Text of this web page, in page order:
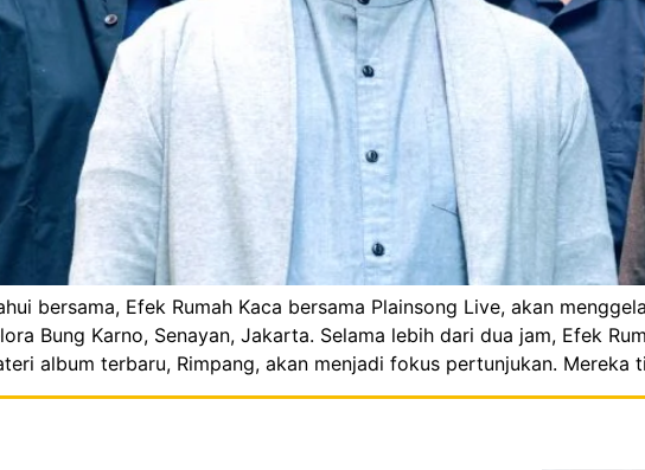
bersama, Efek Rumah Kaca bersama Plainsong Live, akan
Bung Karno, Senayan, Jakarta. Selama lebih dari dua jam, Efek
album terbaru, Rimpang, akan menjadi fokus pertunjukan. Mereka